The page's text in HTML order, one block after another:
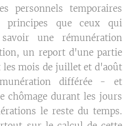
personnels temporaires
principes que ceux qui
une rémunération
un report d'une partie
mois de juillet et d'août
différée - et
chômage durant les jours
le reste du temps.